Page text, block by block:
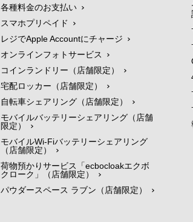
各種料金のお支払い
スマホプリペイド
レジでApple Accountにチャージ
オンラインフォトサービス
コインランドリー（店舗限定）
宅配ロッカー（店舗限定）
自転車シェアリング（店舗限定）
モバイルバッテリーシェアリング（店舗
限定）
モバイルWi-Fiバッテリーシェアリング
（店舗限定）
荷物預かりサービス「ecbocloakエクボ
クローク」（店舗限定）
パウダースペース ラブン（店舗限定）